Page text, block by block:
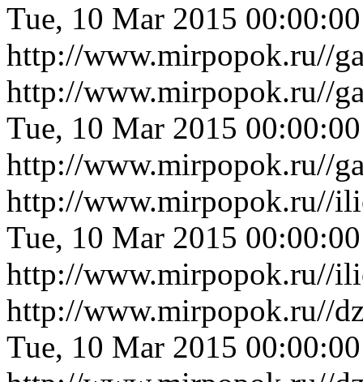
Tue, 10 Mar 2015
http://www.mirpopok.ru//
http://www.mirpopok.ru//
Tue, 10 Mar 2015
http://www.mirpopok.ru//
http://www.mirpopok.ru//
Tue, 10 Mar 2015
http://www.mirpopok.ru//
http://www.mirpopok.ru//
Tue, 10 Mar 2015